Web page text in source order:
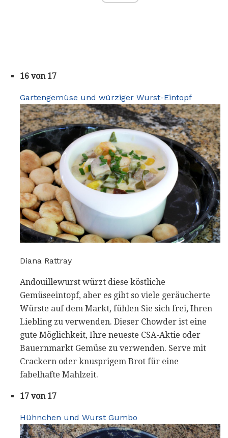
16 von 17
Gartengemüse und würziger Wurst-Eintopf
Diana Rattray
Andouillewurst würzt diese köstliche
Gemüseeintopf, aber es gibt so viele geräucherte
Würste auf dem Markt, fühlen Sie sich frei, Ihren
Liebling zu verwenden. Dieser Chowder ist eine
gute Möglichkeit, Ihre neueste CSA-Aktie oder
Bauernmarkt Gemüse zu verwenden. Serve mit
Crackern oder knusprigem Brot für eine
fabelhafte Mahlzeit.
17 von 17
Hühnchen und Wurst Gumbo